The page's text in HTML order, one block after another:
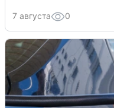
7 августа 0